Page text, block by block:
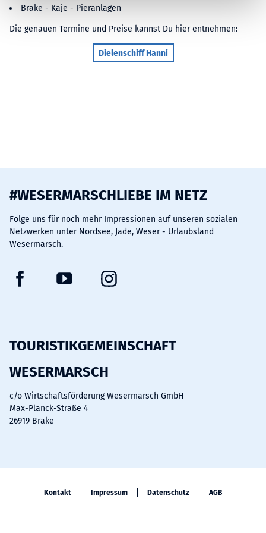
Brake - Kaje - Pieranlagen
Die genauen Termine und Preise kannst Du hier entnehmen:
Dielenschiff Hanni
#WESERMARSCHLIEBE IM NETZ
Folge uns für noch mehr Impressionen auf unseren sozialen
Netzwerken unter Nordsee, Jade, Weser - Urlaubsland
Wesermarsch.
F
b
o
k
Y
u
e
I
a
r
a
TOURISTIKGEMEINSCHAFT
WESERMARSCH
c/o Wirtschaftsförderung Wesermarsch GmbH
Max-Planck-Straße 4
26919 Brake
Kontakt Impressum Datenschutz AGB